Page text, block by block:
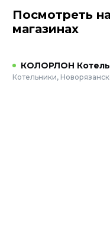
Посмотреть
магазинах
КОЛОРЛОН
Котельники,